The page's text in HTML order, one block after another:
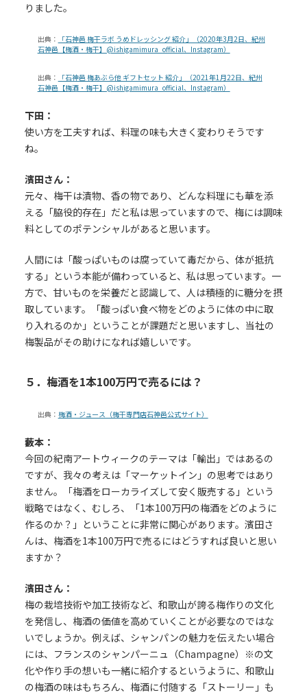
りました。
出典：
「石神邑 梅干ラボ うめドレッシング 紹介」（2020年3月2日、紀州
石神邑【梅酒・梅干】@ishigamimura_official、Instagram）
出典：
「石神邑 梅あぶら他 ギフトセット 紹介」（2021年1月22日、紀州
石神邑【梅酒・梅干】@ishigamimura_official、Instagram）
下田：
使い方を工夫すれば、料理の味も大きく変わりそうです
ね。
濱田さん：
元々、梅干は漬物、香の物であり、どんな料理にも華を添
える「脇役的存在」だと私は思っていますので、梅には調味
料としてのポテンシャルがあると思います。
人間には「酸っぱいものは腐っていて毒だから、体が抵抗
する」という本能が備わっていると、私は思っています。一
方で、甘いものを栄養だと認識して、人は積極的に糖分を摂
取しています。「酸っぱい食べ物をどのように体の中に取
り入れるのか」ということが課題だと思いますし、当社の
梅製品がその助けになれば嬉しいです。
５．梅酒を1本100万円で売るには？
出典： 梅酒・ジュース（梅干専門店石神邑公式サイト）
藪本：
今回の紀南アートウィークのテーマは「輸出」ではあるの
ですが、我々の考えは「マーケットイン」の思考ではあり
ません。「梅酒をローカライズして安く販売する」という
戦略ではなく、むしろ、「1本100万円の梅酒をどのように
作るのか？」ということに非常に関心があります。濱田さ
んは、梅酒を1本100万円で売るにはどうすれば良いと思い
ますか？
濱田さん：
梅の栽培技術や加工技術など、和歌山が誇る梅作りの文化
を発信し、梅酒の価値を高めていくことが必要なのではな
いでしょうか。例えば、シャンパンの魅力を伝えたい場合
には、フランスのシャンパーニュ（Champagne）※の文
化や作り手の想いも一緒に紹介するというように、和歌山
の梅酒の味はもちろん、梅酒に付随する「ストーリー」も